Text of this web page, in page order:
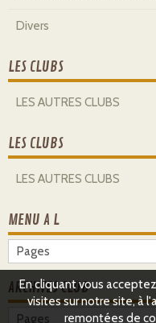
Divers
LES CLUBS
LES AUTRES CLUBS
LES CLUBS
LES AUTRES CLUBS
MENU A L
ARCHIVES CLUB
En cliquant vous
visites sur notre site, à
remontées de